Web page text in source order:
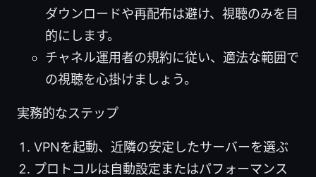
ダウンロードや再配布は避け、視聴のみを目
的にします。
チャネル運用者の規約に従い、適法な範囲で
の視聴を心掛けましょう。
実務的なステップ
VPNを起動、近隣の安定したサーバーを選ぶ
プロトコルは自動設定またはパフォーマンス